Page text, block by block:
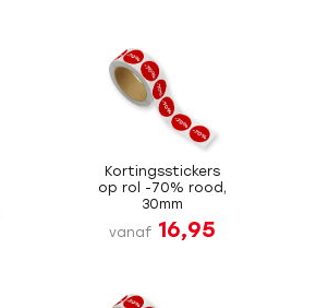
Kortingsstickers
op rol -70% rood,
30mm
vanaf 16,95